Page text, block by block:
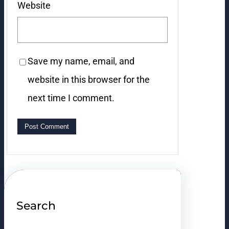
Website
Save my name, email, and
website in this browser for the
next time I comment.
Search